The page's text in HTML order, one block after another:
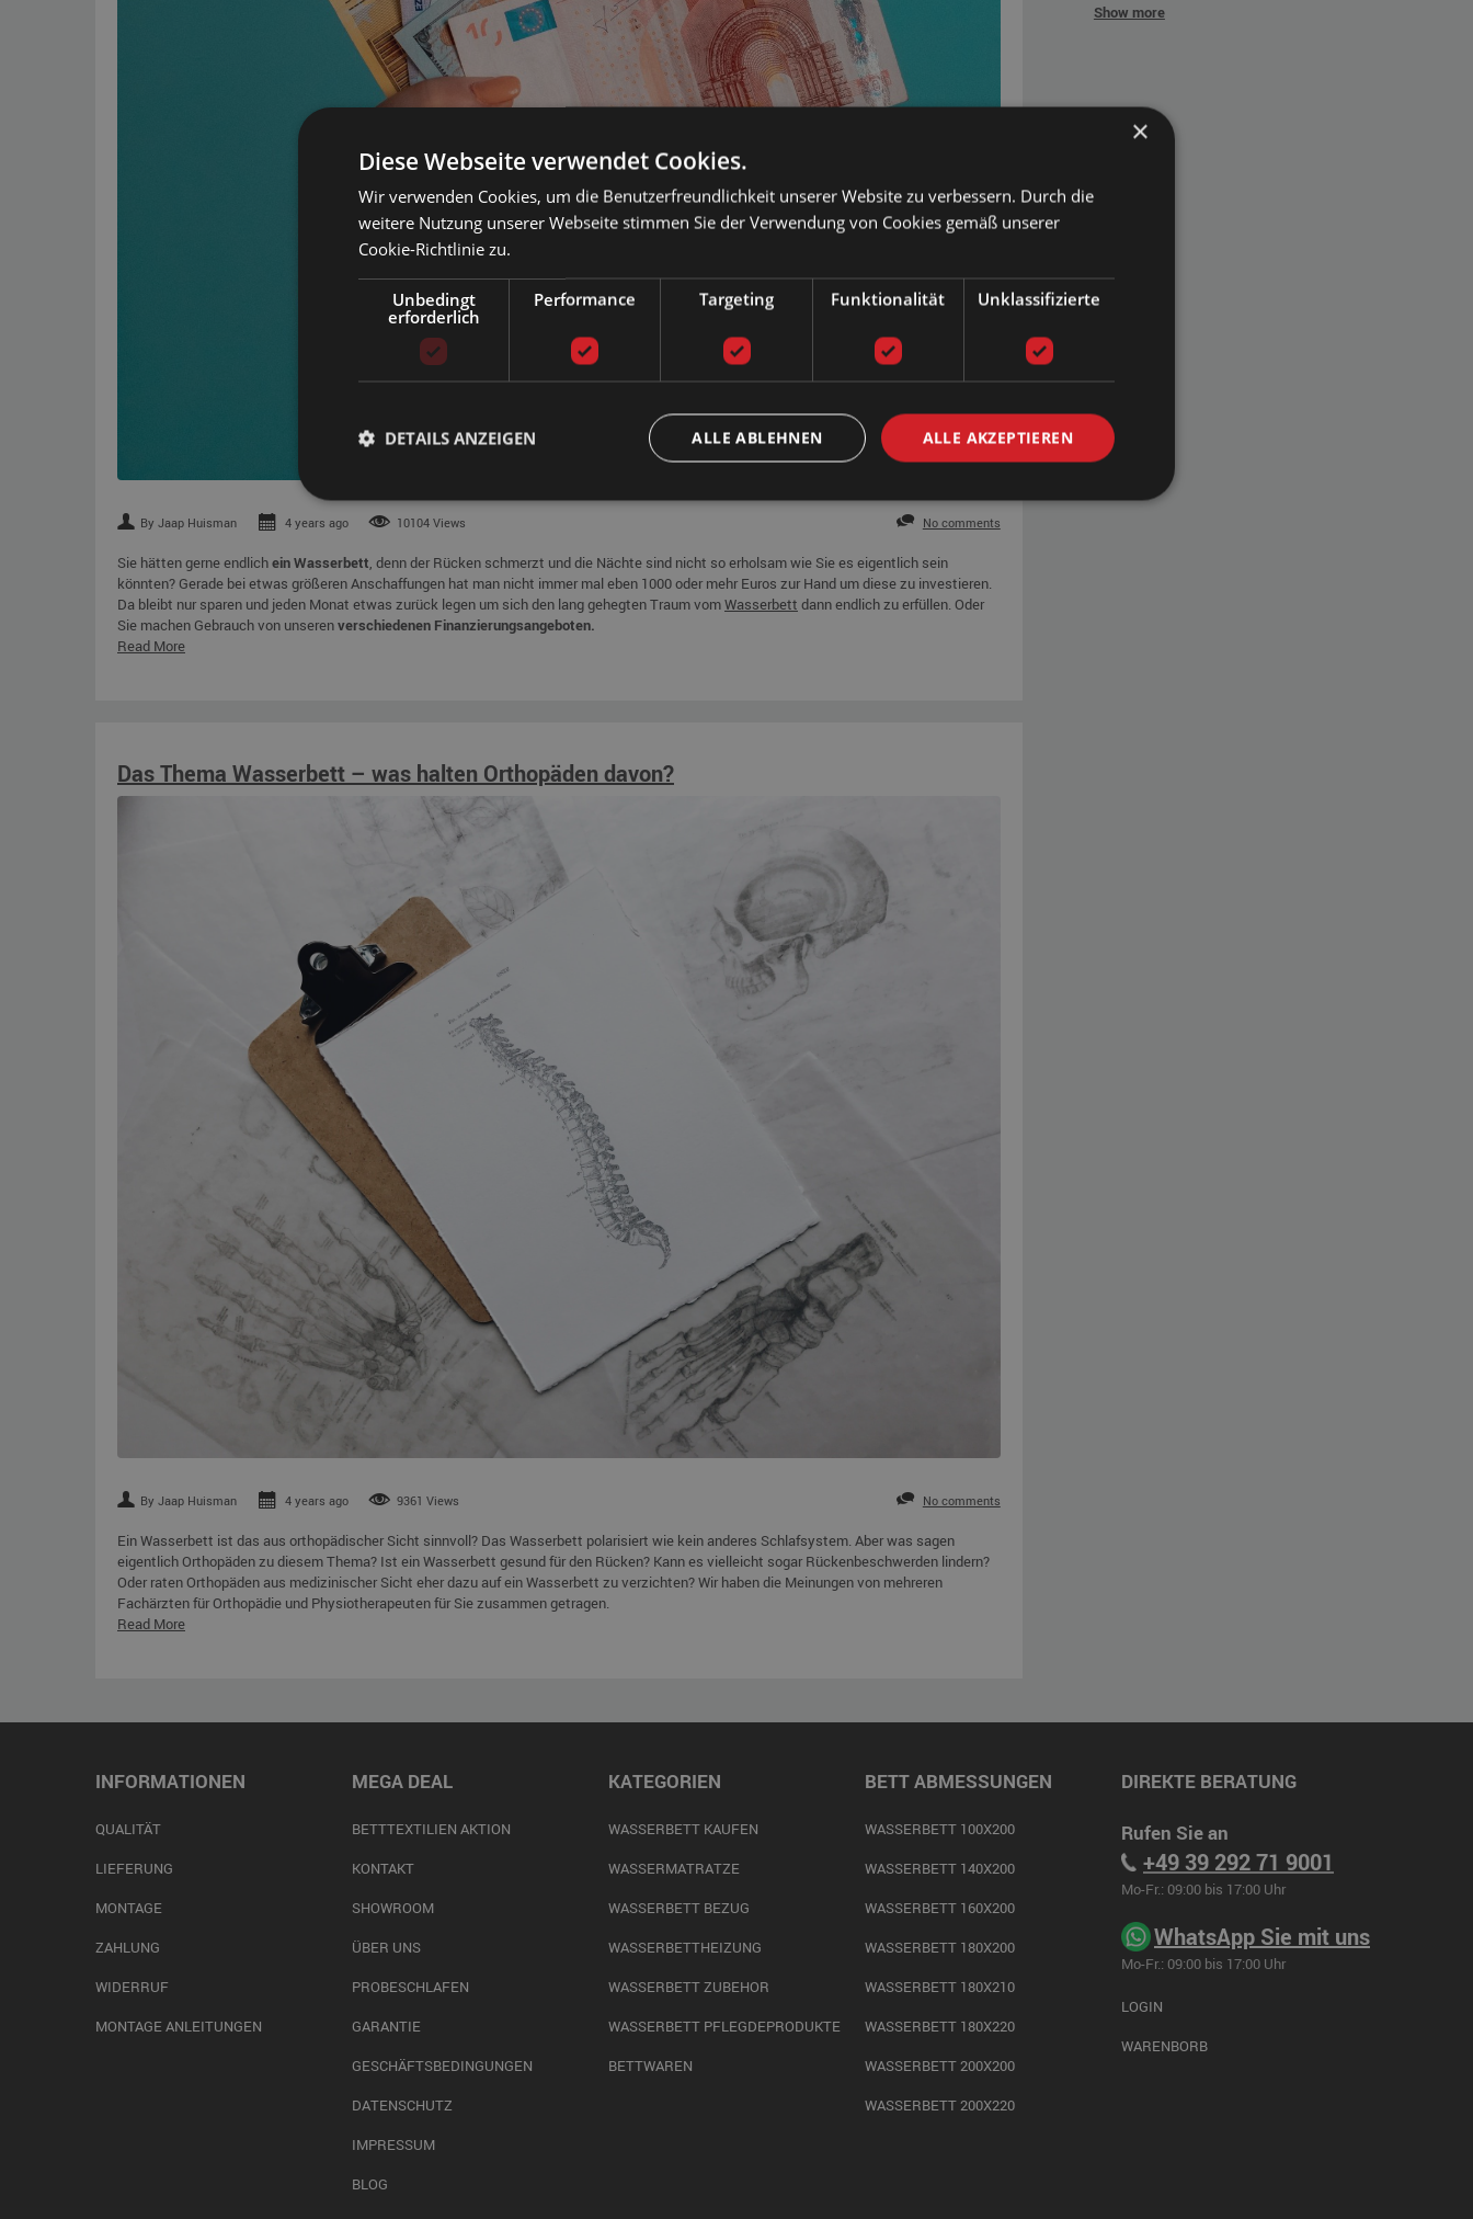
By Jaap Huisman 4 years ago 10104 Views No comments
Sie hätten gerne endlichein Wasserbett, denn der Rücken schmerzt und die Nächte sind nicht so erholsam wie Sie es eigentlich sein
könnten? Gerade bei etwas größeren Anschaffungen hat man nicht immer mal eben 1000 oder mehr Euros zur Hand um diese zu investieren.
Da bleibt nur sparen und jeden Monat etwas zurück legen um sich den lang gehegten Traum vomWasserbett dann endlich zu erfüllen. Oder
Sie machen Gebrauch von unserenverschiedenen Finanzierungsangeboten.
Read More
Das Thema Wasserbett – was halten Orthopäden davon?
By Jaap Huisman 4 years ago 9361 Views No comments
Ein Wasserbett ist das aus orthopädischer Sicht sinnvoll? Das Wasserbett polarisiert wie kein anderes Schlafsystem. Aber was sagen
eigentlich Orthopäden zu diesem Thema? Ist ein Wasserbett gesund für den Rücken? Kann es vielleicht sogar Rückenbeschwerden lindern?
Oder raten Orthopäden aus medizinischer Sicht eher dazu auf ein Wasserbett zu verzichten? Wir haben die Meinungen von mehreren
Fachärzten für Orthopädie und Physiotherapeuten für Sie zusammen getragen.
Read More
Show more
INFORMATIONEN
QUALITÄT
LIEFERUNG
MONTAGE
ZAHLUNG
WIDERRUF
MONTAGE ANLEITUNGEN
MEGA DEAL
BETTTEXTILIEN AKTION
KONTAKT
SHOWROOM
ÜBER UNS
PROBESCHLAFEN
GARANTIE
GESCHÄFTSBEDINGUNGEN
DATENSCHUTZ
IMPRESSUM
BLOG
KATEGORIEN
WASSERBETT KAUFEN
WASSERMATRATZE
WASSERBETT BEZUG
WASSERBETTHEIZUNG
WASSERBETT ZUBEHOR
WASSERBETT PFLEGDEPRODUKTE
BETTWAREN
BETT ABMESSUNGEN
WASSERBETT 100X200
WASSERBETT 140X200
WASSERBETT 160X200
WASSERBETT 180X200
WASSERBETT 180X210
WASSERBETT 180X220
WASSERBETT 200X200
WASSERBETT 200X220
DIREKTE BERATUNG
Rufen Sie an
+49 39 292 71 9001
Mo-Fr.: 09:00 bis 17:00 Uhr
WhatsApp Sie mit uns
Mo-Fr.: 09:00 bis 17:00 Uhr
LOGIN
WARENBORB
×
Diese Webseite verwendet Cookies.
Wir verwenden Cookies, um die Benutzerfreundlichkeit unserer Website zu verbessern. Durch die
weitere Nutzung unserer Webseite stimmen Sie der Verwendung von Cookies gemäß unserer
Cookie-Richtlinie zu.
Unbedingt
erforderlich
Performance Targeting Funktionalität Unklassifizierte
ALLE AKZEPTIEREN
ALLE ABLEHNEN
DETAILS ANZEIGEN